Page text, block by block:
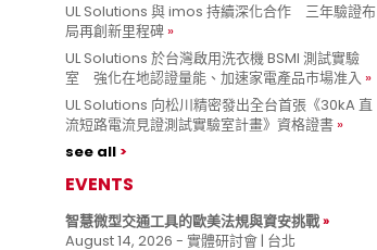
UL Solutions 與 imos 持續深化合作 三年驗證布
局再創新里程碑
UL Solutions 於台灣啟用洗衣機 BSMI 測試實驗
室 強化在地認證量能、加速家電產品市場准入
UL Solutions 向松川精密發出全台首張《30kA 直
流短路電流見證測試實驗室計畫》資格證書
see all
EVENTS
智慧微型交通工具的歐美法規與資安挑戰
August 14, 2026 - 實體研討會 | 台北